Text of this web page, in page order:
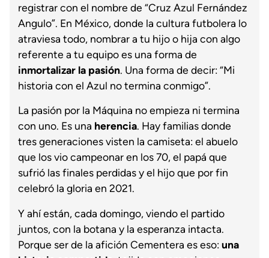
registrar con el nombre de “Cruz Azul Fernández
Angulo”. En México, donde la cultura futbolera lo
atraviesa todo, nombrar a tu hijo o hija con algo
referente a tu equipo es una forma de
inmortalizar la pasión. Una forma de decir: “Mi
historia con el Azul no termina conmigo”.
La pasión por la Máquina no empieza ni termina
con uno. Es una herencia. Hay familias donde
tres generaciones visten la camiseta: el abuelo
que los vio campeonar en los 70, el papá que
sufrió las finales perdidas y el hijo que por fin
celebró la gloria en 2021.
Y ahí están, cada domingo, viendo el partido
juntos, con la botana y la esperanza intacta.
Porque ser de la afición Cementera es eso: una